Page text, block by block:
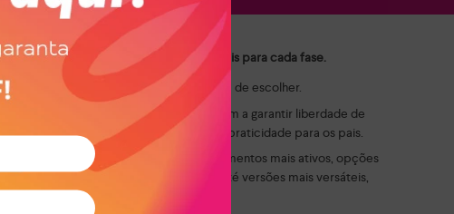
aqui você encontra as opções ideais para cada fase.
o que pais e crianças valorizam na hora de escolher.
flexíveis e com solado confortável ajudam a garantir liberdade de
mais autonomia para os pequenos e praticidade para os pais.
sem apertar ou limitar. Para momentos mais ativos, opções
desde modelos delicados e divertidos até versões mais versáteis,